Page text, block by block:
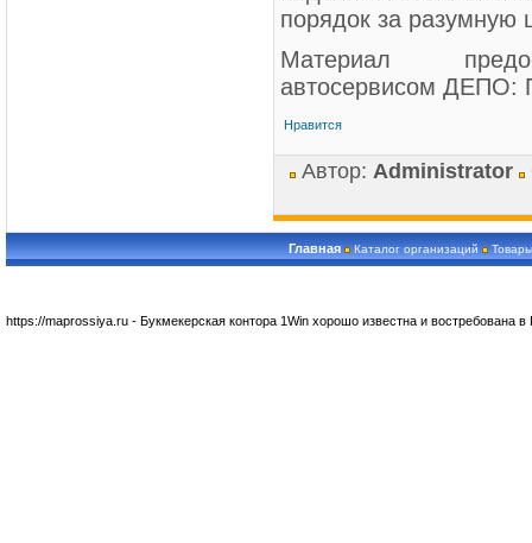
порядок за разумную
Материал
автосервисом ДЕПО:
Нравится
Автор: Administrator
Главная Каталог организаций
https://maprossiya.ru - Букмекерская контора 1Win хорошо известна и востребована в